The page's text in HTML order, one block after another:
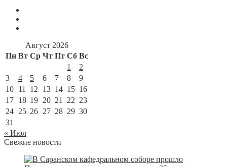
Август 2026
Пн Вт Ср Чт Пт Сб Вс
1
2
3
4 5 6 7 8
9
10 11 12 13 14 15 16
17 18 19 20 21 22 23
24 25 26 27 28 29 30
31
« Июл
Свежие новости